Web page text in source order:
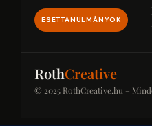
ESETTANULMÁNYOK
IPAR & JOG &
RothCreative
© 2025 RothCreative.hu –